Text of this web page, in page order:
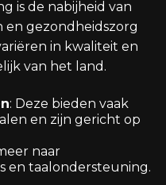
is de nabijheid van
en gezondheidszorg
in kwaliteit en
van het land.
: Deze bieden vaak
en zijn gericht op
naar
en taalondersteuning.